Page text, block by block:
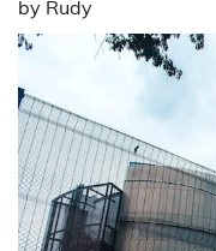
by Rudy